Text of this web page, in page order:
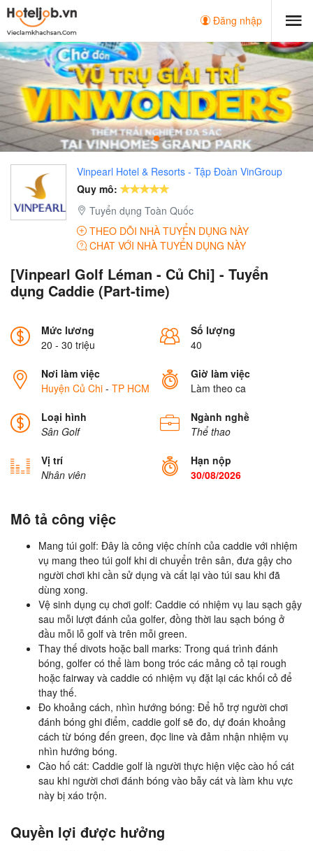
Đăng nhập
Vinpearl Hotel & Resorts - Tập Đoàn VinGroup
Quy mô:
Tuyển dụng Toàn Quốc
THEO DÕI NHÀ TUYỂN DỤNG NÀY
CHAT VỚI NHÀ TUYỂN DỤNG NÀY
[Vinpearl Golf Léman - Củ Chi] - Tuyển
dụng Caddie (Part-time)
Mức lương
20 - 30 triệu
Số lượng
40
Nơi làm việc
Huyện Củ Chi - TP HCM
Giờ làm việc
Làm theo ca
Loại hình
Sân Golf
Ngành nghề
Thể thao
Vị trí
Nhân viên
Hạn nộp
30/08/2026
Mô tả công việc
Mang túi golf: Đây là công việc chính của caddie với nhiệm
vụ mang theo túi golf khi di chuyển trên sân, đưa gậy cho
người chơi khi cần sử dụng và cất lại vào túi sau khi đã
dùng xong.
Vệ sinh dụng cụ chơi golf: Caddie có nhiệm vụ lau sạch gậy
sau mỗi lượt đánh của golfer, đồng thời lau sạch bóng ở
đầu mỗi lỗ golf và trên mỗi green.
Thay thế divots hoặc ball marks: Trong quá trình đánh
bóng, golfer có thể làm bong tróc các mảng cỏ tại rough
hoặc fairway và caddie có nhiệm vụ đặt lại các khối cỏ để
thay thế.
Đo khoảng cách, nhìn hướng bóng: Để hỗ trợ người chơi
đánh bóng ghi điểm, caddie golf sẽ đo, dự đoán khoảng
cách từ bóng đến green, đọc line và đảm nhận nhiệm vụ
nhìn hướng bóng.
Cào hố cát: Caddie golf là người thực hiện việc cào hố cát
sau khi người chơi đánh bóng vào bẫy cát và làm khu vực
này bị xáo trộn.
Quyền lợi được hưởng